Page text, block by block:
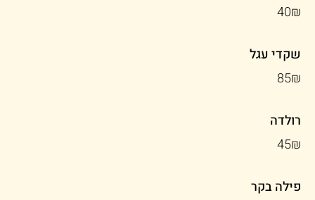
‏40 ‏₪
שקדי עגל
‏85 ‏₪
רולדה
‏45 ‏₪
פילה בקר